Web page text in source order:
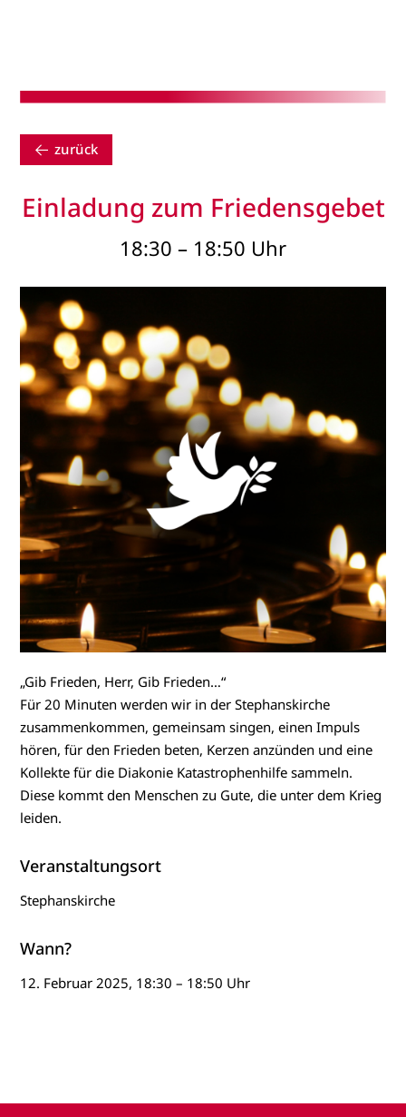
zurück
Einladung zum Friedensgebet
18:30 – 18:50 Uhr
„Gib Frieden, Herr, Gib Frieden…“
Für 20 Minuten werden wir in der Stephanskirche
zusammenkommen, gemeinsam singen, einen Impuls
hören, für den Frieden beten, Kerzen anzünden und eine
Kollekte für die Diakonie Katastrophenhilfe sammeln.
Diese kommt den Menschen zu Gute, die unter dem Krieg
leiden.
Veranstaltungsort
Stephanskirche
Wann?
12. Februar 2025, 18:30 – 18:50 Uhr